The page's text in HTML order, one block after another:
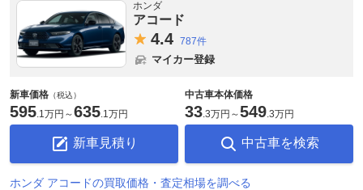
ホンダ
アコード
4.4 787件
マイカー登録
新車価格 （税込）
595.1万円 ～635.1万円
新車見積り
中古車本体価格
33.3万円 ～549.3万円
中古車を検索
ホンダ アコードの買取価格・査定相場を調べる